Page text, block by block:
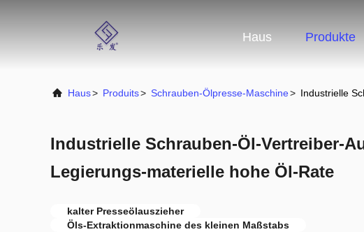
Haus Produkte
Haus> Produits> Schrauben-Ölpresse-Maschine> Industrielle
Industrielle Schrauben-Öl-Vertreiber-
Legierungs-materielle hohe Öl-Rate
kalter Presseölauszieher
Öls-Extraktionmaschine des kleinen Maßstabs